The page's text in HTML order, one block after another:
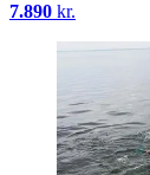
7.890 kr.